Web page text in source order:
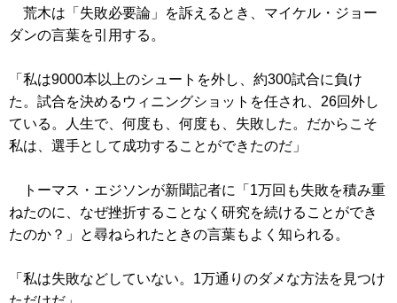
荒木は「失敗必要論」を訴えるとき、マイケル・ジョー
ダンの言葉を引用する。
「私は9000本以上のシュートを外し、約300試合に負け
た。試合を決めるウィニングショットを任され、26回外し
ている。人生で、何度も、何度も、失敗した。だからこそ
私は、選手として成功することができたのだ」
トーマス・エジソンが新聞記者に「1万回も失敗を積み重
ねたのに、なぜ挫折することなく研究を続けることができ
たのか？」と尋ねられたときの言葉もよく知られる。
「私は失敗などしていない。1万通りのダメな方法を見つけ